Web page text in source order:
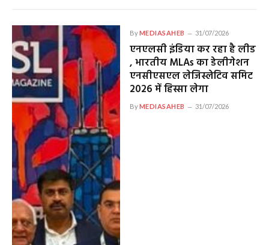
ByMEDIASAHEB 31/07/2026
एनएलसी इंडिया कर रहा है लीड
, भारतीय MLAs का डेलीगेशन
एनसीएसएल लेजिस्लेटिव समिट
2026 में हिस्सा लेगा
ByMEDIASAHEB 31/07/2026